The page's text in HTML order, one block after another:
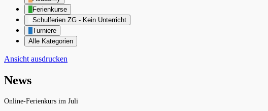
Ferienkurse
Schulferien ZG - Kein Unterricht
Turniere
Alle Kategorien
Ansicht ausdrucken
News
Online-Ferienkurs im Juli